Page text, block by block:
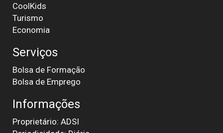
CoolKids
Turismo
Economia
Serviços
Bolsa de Formação
Bolsa de Emprego
Informações
Proprietário: ADSI